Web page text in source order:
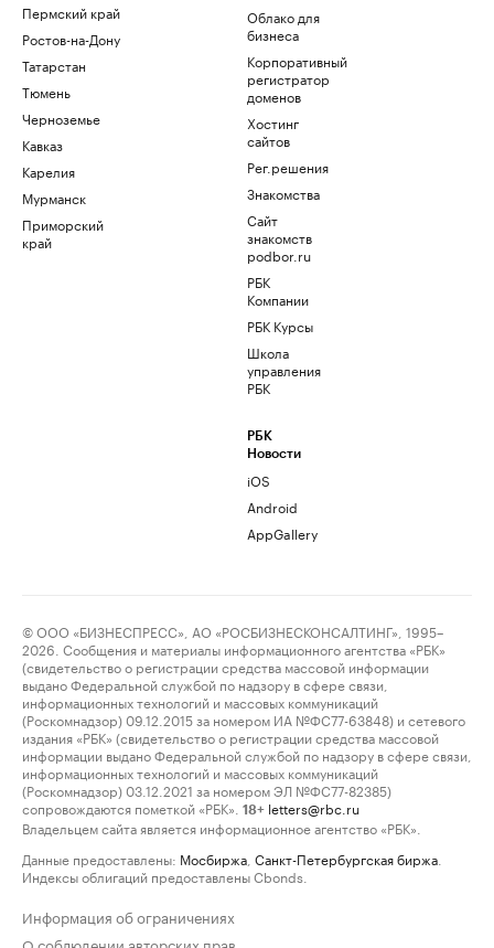
Пермский край
Ростов-на-Дону
Татарстан
Тюмень
Черноземье
Кавказ
Карелия
Мурманск
Приморский
край
Облако для
бизнеса
Корпоративный
регистратор
доменов
Хостинг
сайтов
Рег.решения
Знакомства
Сайт
знакомств
podbor.ru
РБК
Компании
РБК Курсы
Школа
управления
РБК
РБК
Новости
iOS
Android
AppGallery
© ООО «БИЗНЕСПРЕСС», АО «РОСБИЗНЕСКОНСАЛТИНГ», 1995–
2026. Сообщения и материалы информационного агентства «РБК»
(свидетельство о регистрации средства массовой информации
выдано Федеральной службой по надзору в сфере связи,
информационных технологий и массовых коммуникаций
(Роскомнадзор) 09.12.2015 за номером ИА №ФС77-63848) и сетевого
издания «РБК» (свидетельство о регистрации средства массовой
информации выдано Федеральной службой по надзору в сфере связи,
информационных технологий и массовых коммуникаций
(Роскомнадзор) 03.12.2021 за номером ЭЛ №ФС77-82385)
сопровождаются пометкой «РБК».
18+ letters@rbc.ru
Владельцем сайта является информационное агентство «РБК».
Данные предоставлены: Мосбиржа Санкт-Петербургская биржа
Индексы облигаций предоставлены Cbonds.
Информация об ограничениях
О соблюдении авторских прав